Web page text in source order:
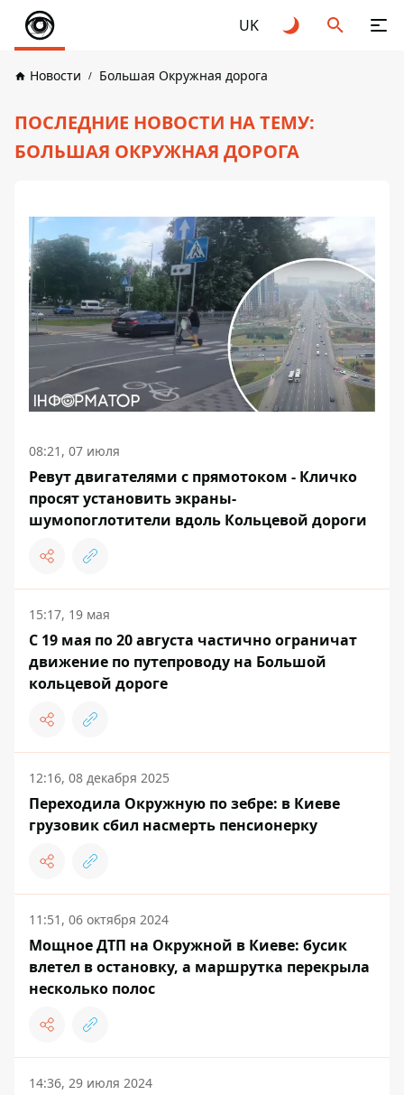
UK
Новости Большая Окружная дорога
ПОСЛЕДНИЕ НОВОСТИ НА ТЕМУ:
БОЛЬШАЯ ОКРУЖНАЯ ДОРОГА
08:21, 07 июля
Ревут двигателями с прямотоком - Кличко
просят установить экраны-
шумопоглотители вдоль Кольцевой дороги
15:17, 19 мая
С 19 мая по 20 августа частично ограничат
движение по путепроводу на Большой
кольцевой дороге
12:16, 08 декабря 2025
Переходила Окружную по зебре: в Киеве
грузовик сбил насмерть пенсионерку
11:51, 06 октября 2024
Мощное ДТП на Окружной в Киеве: бусик
влетел в остановку, а маршрутка перекрыла
несколько полос
14:36, 29 июля 2024